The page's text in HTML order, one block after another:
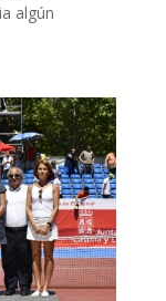
algún